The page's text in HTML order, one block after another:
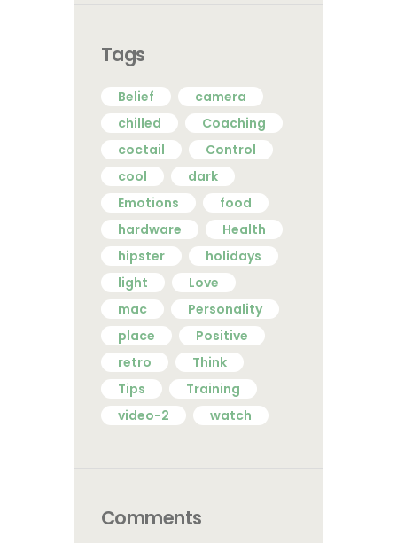
Tags
Belief
camera
chilled
Coaching
coctail
Control
cool
dark
Emotions
food
hardware
Health
hipster
holidays
light
Love
mac
Personality
place
Positive
retro
Think
Tips
Training
video-2
watch
Comments